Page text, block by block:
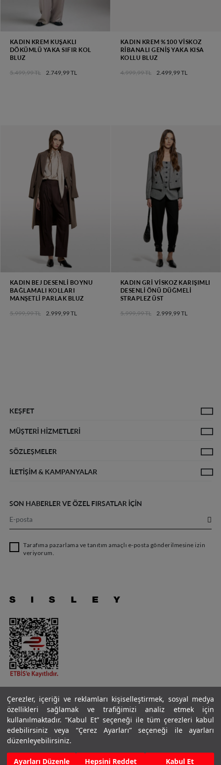
Çerezler, içeriği ve reklamları kişiselleştirmek, sosyal medya
özellikleri sağlamak ve trafiğimizi analiz etmek için
kullanılmaktadır. “Kabul Et” seçeneği ile tüm çerezleri kabul
edebilirsiniz veya “Çerez Ayarları” seçeneği ile ayarları
düzenleyebilirsiniz.
Ayarları Düzenle Hepsini Reddet Kabul Et
KADIN KREM KUŞAKLI
DÖKÜMLÜ YAKA SIFIR KOL
BLUZ
5.499,99 TL 2.749,99 TL
KADIN KREM %100 VISKOZ
RIBANALI GENIŞ YAKA KISA
KOLLU BLUZ
4.999,99 TL 2.499,99 TL
KADIN BEJ DESENLI BOYNU
BAĞLAMALI KOLLARI
MANŞETLI PARLAK BLUZ
5.999,99 TL 2.999,99 TL
KADIN GRI VISKOZ KARIŞIMLI
DESENLI ÖNÜ DÜĞMELI
STRAPLEZ ÜST
5.999,99 TL 2.999,99 TL
KEŞFET
Denim RehberiSürdürülebilirlik Erkek
MÜŞTERİ HİZMETLERİ
HakkımızdaSıkça Sorulan Sorular İade
SÖZLEŞMELER
Üyelik SözleşmesiÇerez Bilgilendirmesi Aydınlatma Beyanı
İLETIŞIM & KAMPANYALAR
SON HABERLER VE ÖZEL FIRSATLAR İÇİN
Tarafıma pazarlama ve tanıtım amaçlı e-posta gönderilmesine izin
veriyorum.
Copyright © 2023 Benetton Group S.r.l. — VAT 03490770264
v4.38.6